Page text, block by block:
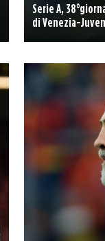
Serie A,
di Venezia-